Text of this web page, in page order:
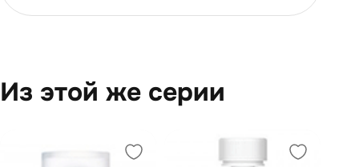
Из этой же серии